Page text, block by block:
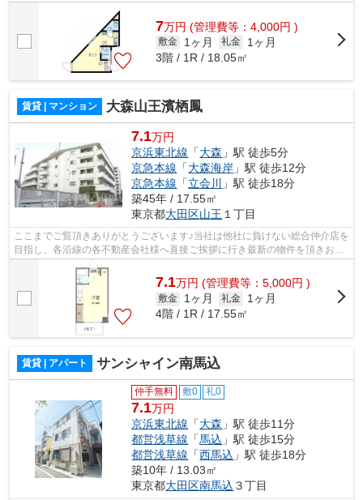
7万円 (管理費等：4,000円 )
敷金 1ヶ月 礼金
1ヶ月
3階 / 1R / 18.05㎡
賃貸 | マンション 大森山王濱栖鳳
7.1万円
京浜東北線 「大森 」駅 徒歩5分
京急本線 「大森海岸 」駅 徒歩12分
京急本線 「立会川
」駅 徒歩18分
築45年 / 17.55㎡
東京都大田区山王 １丁目
ここまでご覧頂きありがとうございます♪当社は他社に負けない総合仲介店を
目指し、各沿線の各不動産会社様へ直接ご挨拶に行き最新の物件を頂きお客
様へ提供しております！最新の情報は...
7.1万円 (管理費等：5,000円 )
敷金 1ヶ月 礼金
1ヶ月
4階 / 1R / 17.55㎡
賃貸 | アパート サンシャイン南馬込
仲手無料 敷0 礼0
7.1万円
京浜東北線 「大森 」駅 徒歩11分
都営浅草線 「馬込 」駅 徒歩15分
都営浅草線 「西馬込 」駅 徒歩18分
築10年 / 13.03㎡
東京都大田区南馬込 ３丁目